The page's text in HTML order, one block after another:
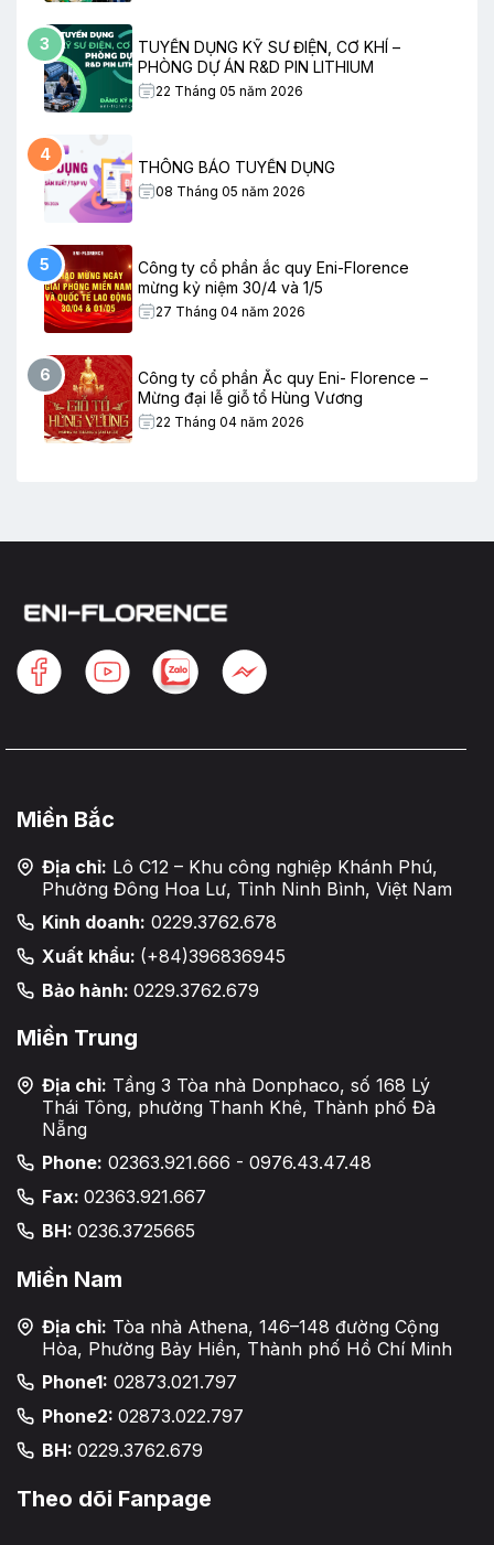
3
TUYỂN DỤNG KỸ SƯ ĐIỆN, CƠ KHÍ –
PHÒNG DỰ ÁN R&D PIN LITHIUM
22 Tháng 05 năm 2026
4
THÔNG BÁO TUYỂN DỤNG
08 Tháng 05 năm 2026
5
Công ty cổ phần ắc quy Eni-Florence
mừng kỷ niệm 30/4 và 1/5
27 Tháng 04 năm 2026
6
Công ty cổ phần Ắc quy Eni- Florence –
Mừng đại lễ giỗ tổ Hùng Vương
22 Tháng 04 năm 2026
Miền Bắc
Địa chỉ: Lô C12 – Khu công nghiệp Khánh Phú,
Phường Đông Hoa Lư, Tỉnh Ninh Bình, Việt Nam
Kinh doanh: 0229.3762.678
Xuất khẩu: (+84)396836945
Bảo hành: 0229.3762.679
Miền Trung
Địa chỉ: Tầng 3 Tòa nhà Donphaco, số 168 Lý
Thái Tông, phường Thanh Khê, Thành phố Đà
Nẵng
Phone: 02363.921.666 - 0976.43.47.48
Fax: 02363.921.667
BH: 0236.3725665
Miền Nam
Địa chỉ: Tòa nhà Athena, 146–148 đường Cộng
Hòa, Phường Bảy Hiền, Thành phố Hồ Chí Minh
Phone1: 02873.021.797
Phone2: 02873.022.797
BH: 0229.3762.679
Theo dõi Fanpage